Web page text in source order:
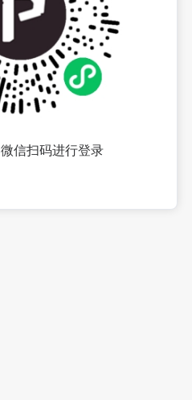
微信扫码进行登录